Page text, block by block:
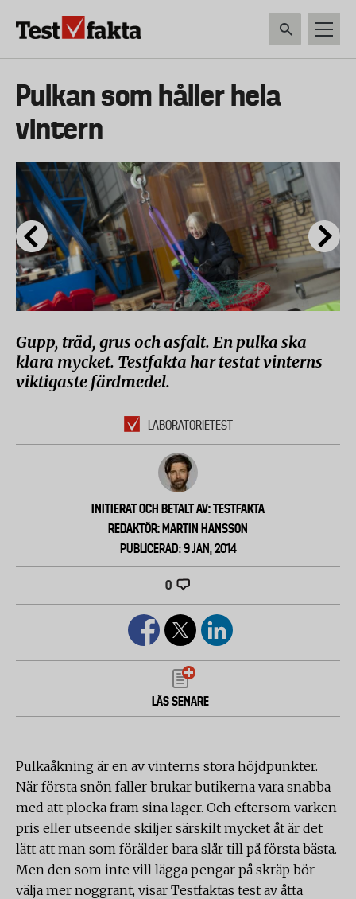
Huvudmeny
ny
LIVSMEDEL
Pulkan som håller hela
vintern
Gupp, träd, grus och asfalt. En pulka ska
klara mycket. Testfakta har testat vinterns
viktigaste färdmedel.
LABORATORIETEST
INITIERAT OCH BETALT AV: TESTFAKTA
REDAKTÖR: MARTIN HANSSON
PUBLICERAD: 9 JAN, 2014
0
LÄS SENARE
Pulkaåkning är en av vinterns stora höjdpunkter.
När första snön faller brukar butikerna vara snabba
med att plocka fram sina lager. Och eftersom varken
pris eller utseende skiljer särskilt mycket åt är det
lätt att man som förälder bara slår till på första bästa.
Men den som inte vill lägga pengar på skräp bör
välja mer noggrant, visar Testfaktas test av åtta